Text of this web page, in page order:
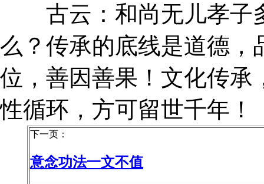
古云：和尚无儿孝子
么？传承的底线是道德，
位，善因善果！文化传承
性循环，方可留世千年！
下一页：
意念功法一文不值